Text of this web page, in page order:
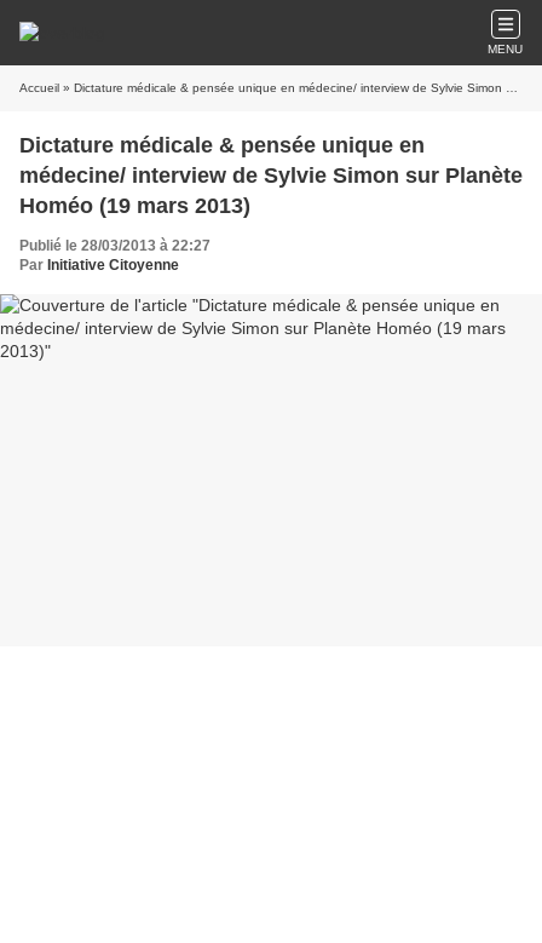
MENU
Accueil » Dictature médicale & pensée unique en médecine/ interview de Sylvie Simon sur Planète Homéo (19 mars 2013)
Dictature médicale & pensée unique en
médecine/ interview de Sylvie Simon sur Planète
Homéo (19 mars 2013)
Publié le 28/03/2013 à 22:27
Par Initiative Citoyenne